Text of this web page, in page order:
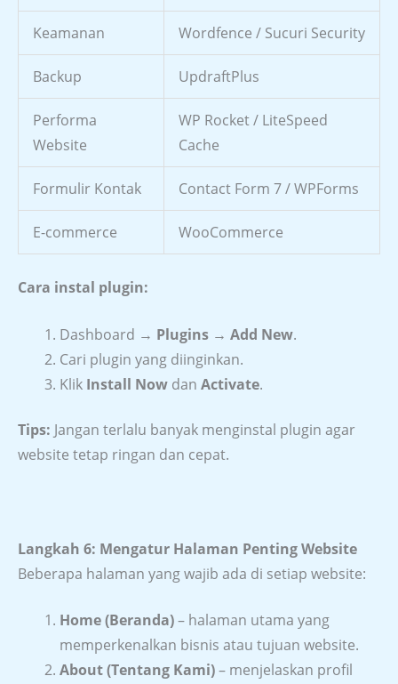
Keamanan Wordfence / Sucuri Security
Backup UpdraftPlus
Performa
Website
WP Rocket / LiteSpeed
Cache
Formulir Kontak Contact Form 7 / WPForms
E-commerce WooCommerce
Cara instal plugin:
Dashboard → Plugins → Add New.
Cari plugin yang diinginkan.
Klik Install Nowdan Activate.
Tips: Jangan terlalu banyak menginstal plugin agar
website tetap ringan dan cepat.
Langkah 6: Mengatur Halaman Penting Website
Beberapa halaman yang wajib ada di setiap website:
Home (Beranda)– halaman utama yang
memperkenalkan bisnis atau tujuan website.
About (Tentang Kami)– menjelaskan profil